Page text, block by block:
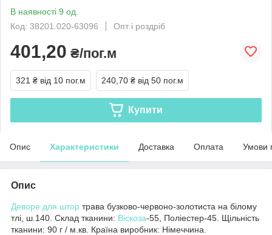
В наявності 9 од.
Код: 38201.020-63096
Опт і роздріб
401,20 ₴/пог.м
321 ₴ від 10 пог.м 240,70 ₴ від 50 пог.м
Купити
Опис Характеристики Доставка Оплата Умови
Опис
Деворе для штор трава бузково-червоно-золотиста на білому
тлі, ш.140. Склад тканини: Віскоза-55, Поліестер-45. Щільність
тканини: 90 г / м.кв. Країна виробник: Німеччина.